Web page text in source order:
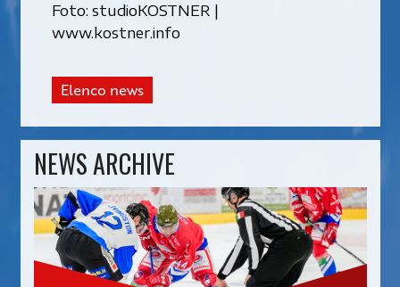
Foto: studioKOSTNER |
www.kostner.info
Elenco news
NEWS ARCHIVE